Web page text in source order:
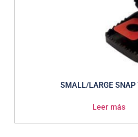
SMALL/LARGE SNAP
Leer más